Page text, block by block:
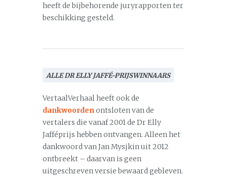
heeft de bijbehorende juryrapporten ter
beschikking gesteld.
ALLE DR ELLY JAFFÉ-PRIJSWINNAARS
VertaalVerhaal heeft ook de
dankwoordenontsloten van de
vertalers die vanaf 2001 de Dr Elly
Jafféprijs hebben ontvangen. Alleen het
dankwoord van Jan Mysjkin uit 2012
ontbreekt – daarvan is geen
uitgeschreven versie bewaard gebleven.